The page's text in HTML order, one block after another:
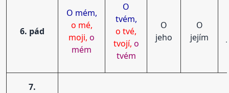
6. pád
O mém,
o mé,
moji,o
mém
O
tvém,
o tvé,
tvojí, o
tvém
O
jeho
O
jejím
7.